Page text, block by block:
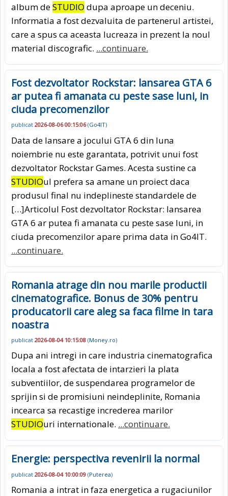
album deSTUDIO dupa aproape un deceniu.
Informatia a fost dezvaluita de partenerul artistei,
care a spus ca aceasta lucreaza in prezent la noul
material discografic. ...continuare.
Fost dezvoltator Rockstar: lansarea GTA 6
ar putea fi amanata cu peste sase luni, in
ciuda precomenzilor
publicat 2026-08-06 00:15:06(Go4IT)
Data de lansare a jocului GTA 6 din luna
noiembrie nu este garantata, potrivit unui fost
dezvoltator Rockstar Games. Acesta sustine ca
STUDIOul prefera sa amane un proiect daca
produsul final nu indeplineste standardele de
[…]Articolul Fost dezvoltator Rockstar: lansarea
GTA 6 ar putea fi amanata cu peste sase luni, in
ciuda precomenzilor apare prima data in Go4IT.
...continuare.
Romania atrage din nou marile productii
cinematografice. Bonus de 30% pentru
producatorii care aleg sa faca filme in tara
noastra
publicat 2026-08-04 10:15:08 (Money.ro)
Dupa ani intregi in care industria cinematografica
locala a fost afectata de intarzieri la plata
subventiilor, de suspendarea programelor de
sprijin si de promisiuni neindeplinite, Romania
incearca sa recastige increderea marilor
STUDIOuri internationale. ...continuare.
Energie: perspectiva revenirii la normal
publicat 2026-08-04 10:00:09 (Puterea)
Romania a intrat in faza energetica a rugaciunilor